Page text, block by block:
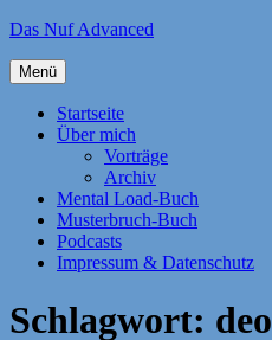
Zum
springen
Das Nuf Advanced
Menü
Startseite
Über mich
Vorträge
Archiv
Mental Load-Buch
Musterbruch-Buch
Podcasts
Impressum & Datenschutz
Schlagwort: deo